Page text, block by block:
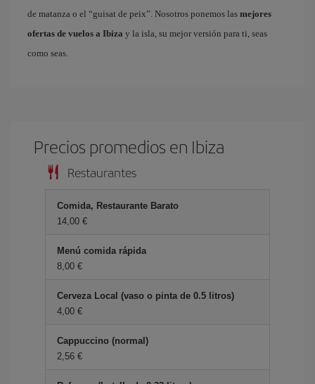
de matanza o el “guisat de peix”. Nosotros ponemos las mejores
ofertas de vuelos a Ibiza y la isla, su mejor versión para ti, seas
como seas.
Precios promedios en Ibiza
Restaurantes
Comida, Restaurante Barato
14,00 €
Menú comida rápida
8,00 €
Cerveza Local (vaso o pinta de 0.5 litros)
4,00 €
Cappuccino (normal)
2,56 €